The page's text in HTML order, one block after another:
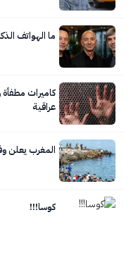
ما الهواتف الذكية
كاميرات
عراقية
المغرب يعلن
كوسا!!!